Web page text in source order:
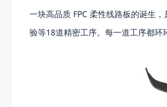
一块高品质 FPC 柔性线路板的诞生
验等18道精密工序。每一道工序都环